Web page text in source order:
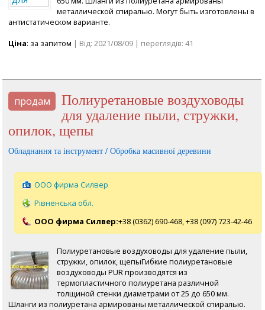
металлической спиралью. Могут быть изготовлены в
антистатическом варианте.
Ціна: за запитом | Від: 2021/08/09 | переглядів: 41
продам
Полиуретановые воздуховоды
для удаление пыли, стружки,
опилок, щепы
Обладнання та інструмент / Обробка масивної деревини
ООО фирма Силвер
Рівненська обл.
ООО фирма Силвер:+38 (0362) 690-468, +38 (097) 723-42-46
Полиуретановые воздуховоды для удаление пыли,
стружки, опилок, щепыГибкие полиуретановые
воздуховоды PUR производятся из
термопластичного полиуретана различной
толщиной стенки диаметрами от 25 до 650 мм.
Шланги из полиуретана армированы металлической спиралью.